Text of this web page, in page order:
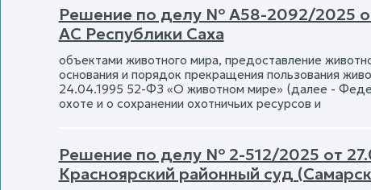
Решение по делу № А58-2092/2025
АС Республики Саха
объектами животного мира, предоставление
основания и порядок прекращения пользования
24.04.1995 52-ФЗ «О животном мире» (далее -
охоте и о сохранении охотничьих ресурсов и
Решение по делу № 2-512/2025 от
Красноярский районный суд